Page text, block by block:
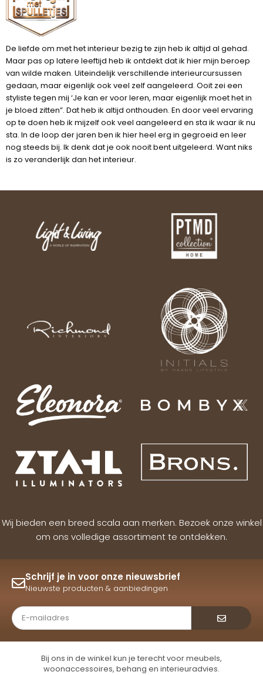
De liefde om met het interieur bezig te zijn heb ik altijd al gehad.
Maar pas op latere leeftijd heb ik ontdekt dat ik hier mijn beroep
van wilde maken. Uiteindelijk verschillende interieurcursussen
gedaan, maar eigenlijk ook veel zelf aangeleerd. Ooit zei een
styliste tegen mij ‘Je kan er voor leren, maar eigenlijk moet het in
je bloed zitten”. Dat heb ik altijd onthouden. En door veel ervaring
op te doen heb ik mijzelf ook veel aangeleerd en sta ik waar ik nu
sta. In de loop der jaren ben ik hier heel erg in gegroeid en leer
nog steeds bij. Ik denk dat je ook nooit bent uitgeleerd. Want niks
is zo veranderlijk dan het interieur.
Wij bieden een breed scala aan merken. Bezoek onze winkel
om ons volledige assortiment te ontdekken.
Schrijf je in voor onze nieuwsbrief
Nieuwste producten & aanbiedingen
Bij ons in de winkel kun je terecht voor meubels,
woonaccessoires, behang en interieuradvies.